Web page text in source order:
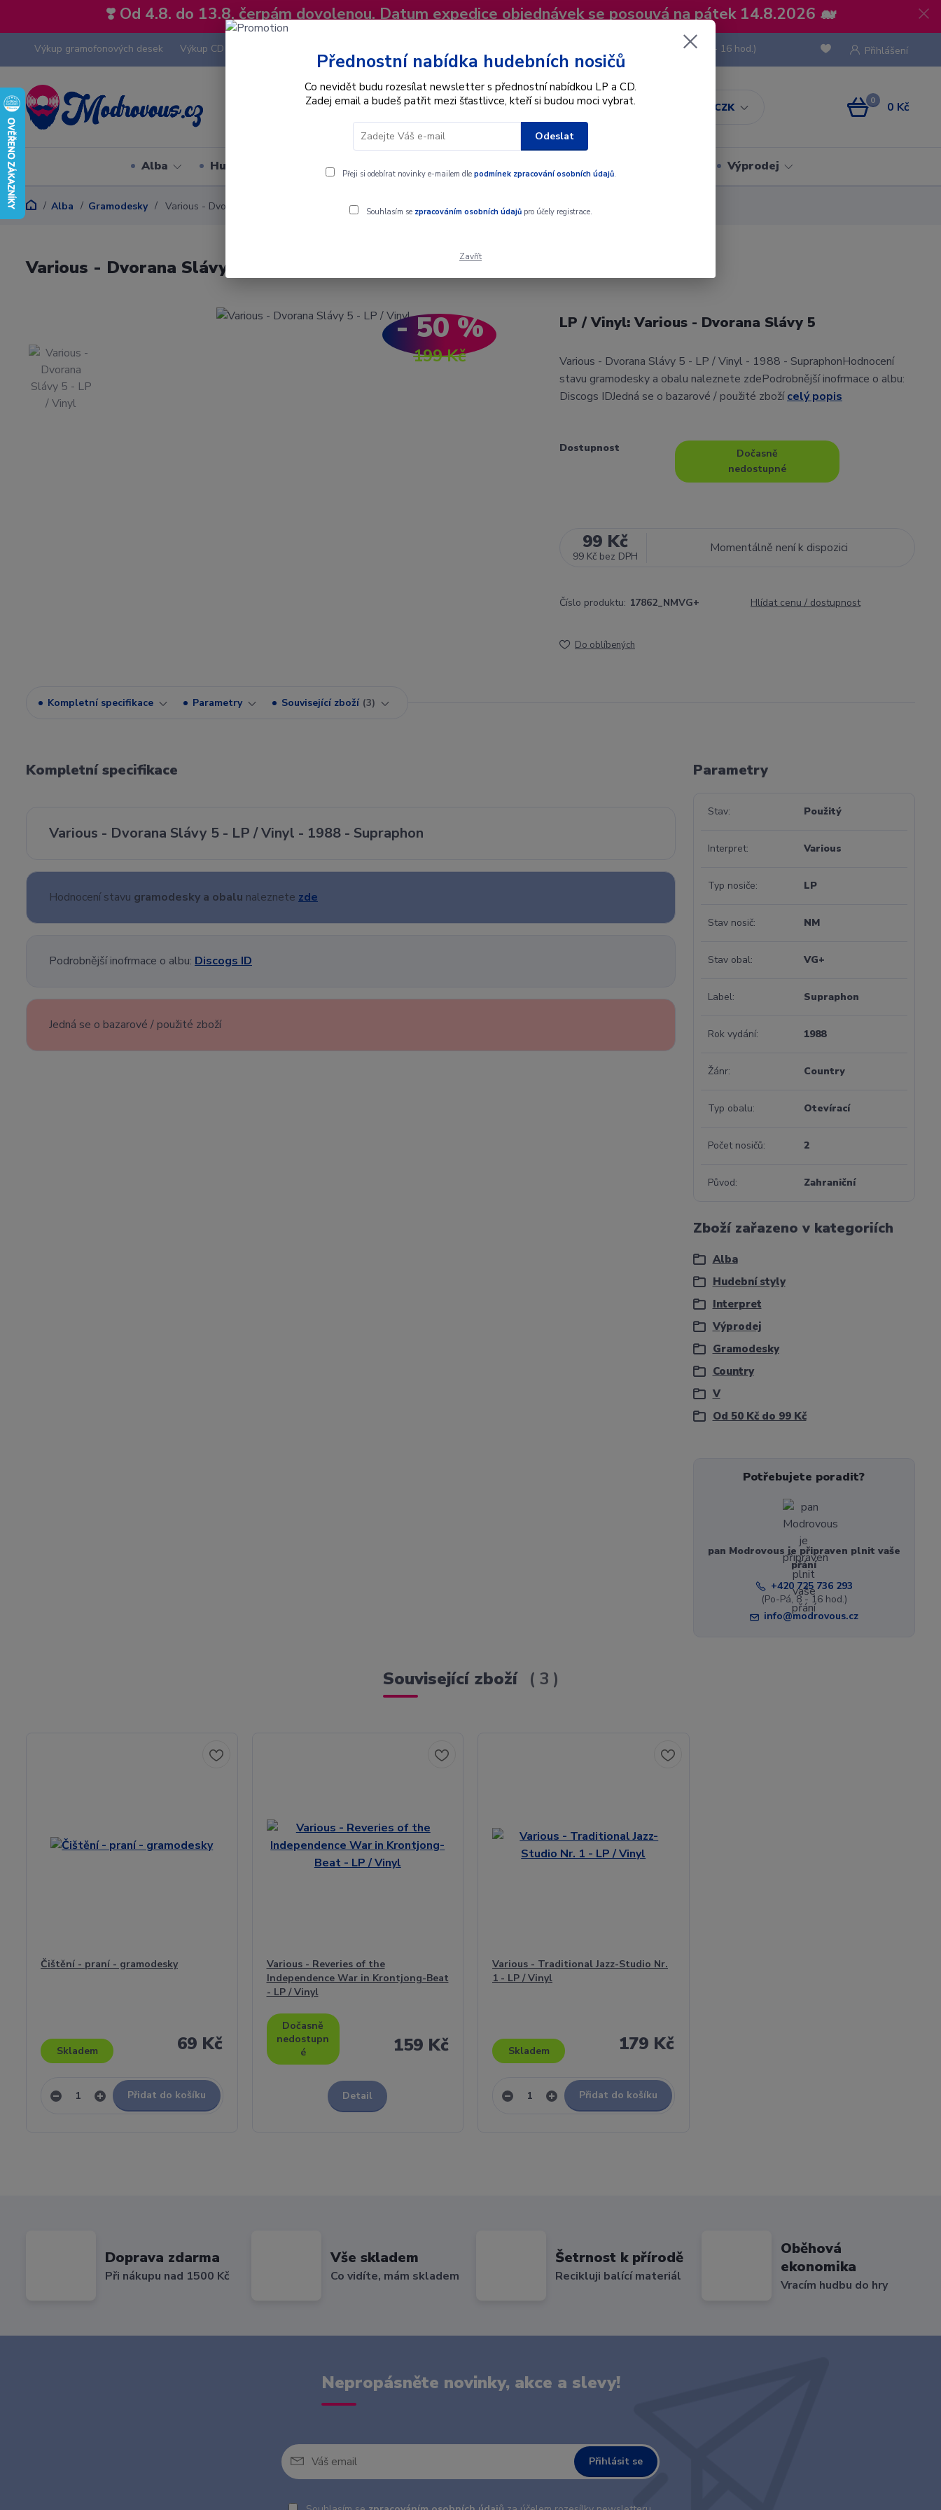
❣️ Od 4.8. do 13.8. čerpám dovolenou. Datum expedice objednávek se posouvá na pátek 14.8.2026 🐋
Výkup gramofonových desek Výkup CD
CZK
Přihlášení
Hledat
(Po-Pá, 8 - 16 hod.)
0 0 Kč
Alba Hudební styly Interpret Dárkové poukazy Výprodej
Alba Gramodesky Various - Dvorana Slávy 5 - LP / Vinyl
Various - Dvorana Slávy 5 - LP / Vinyl
199 Kč
- 50 % LP / Vinyl: Various - Dvorana Slávy 5
Various - Dvorana Slávy 5 - LP / Vinyl - 1988 - SupraphonHodnocení
stavu gramodesky a obalu naleznete zdePodrobnější inofrmace o albu:
Discogs IDJedná se o bazarové / použité zbožícelý popis
Dostupnost
Dočasně
nedostupné
99 Kč
99 Kč bez DPH
Momentálně není k dispozici
Číslo produktu: 17862_NMVG+ Hlídat cenu / dostupnost
Do oblíbených
Kompletní specifikace Parametry Související zboží 3
Kompletní specifikace
Various - Dvorana Slávy 5 - LP / Vinyl - 1988 - Supraphon
Hodnocení stavu gramodesky a obalu naleznete zde
Podrobnější inofrmace o albu: Discogs ID
Jedná se o bazarové / použité zboží
Parametry
Stav Použitý
Interpret Various
Typ nosiče LP
Stav nosič NM
Stav obal VG+
Label Supraphon
Rok vydání 1988
Žánr Country
Typ obalu Otevírací
Počet nosičů 2
Původ Zahraniční
Zboží zařazeno v kategoriích
Alba
Hudební styly
Interpret
Výprodej
Gramodesky
Country
V
Od 50 Kč do 99 Kč
Potřebujete poradit?
pan Modrovous je připraven plnit vaše
přání
+420 725 736 293
(Po-Pá, 8 - 16 hod.)
info@modrovous.cz
Související zboží 3
Čištění - praní - gramodesky
69 Kč
Skladem
Přidat do košíku
Various - Reveries of the
Independence War in Krontjong-Beat
- LP / Vinyl
159 Kč
Dočasně
nedostupn
é
Detail
Various - Traditional Jazz-Studio Nr.
1 - LP / Vinyl
179 Kč
Skladem
Přidat do košíku
Doprava zdarma
Při nákupu nad 1500 Kč
Vše skladem
Co vidíte, mám skladem
Šetrnost k přírodě
Recikluji balící materiál
Oběhová
ekonomika
Vracím hudbu do hry
Nepropásněte novinky, akce a slevy!
Přihlásit se
Přednostní nabídka hudebních nosičů
Co nevidět budu rozesílat newsletter s přednostní nabídkou LP a CD.
Zadej email a budeš patřit mezi šťastlivce, kteří si budou moci vybrat.
Odeslat
Přeji si odebírat novinky e-mailem dle podmínek zpracování osobních údajů.
Souhlasím se zpracováním osobních údajůpro účely registrace.
Zavřít